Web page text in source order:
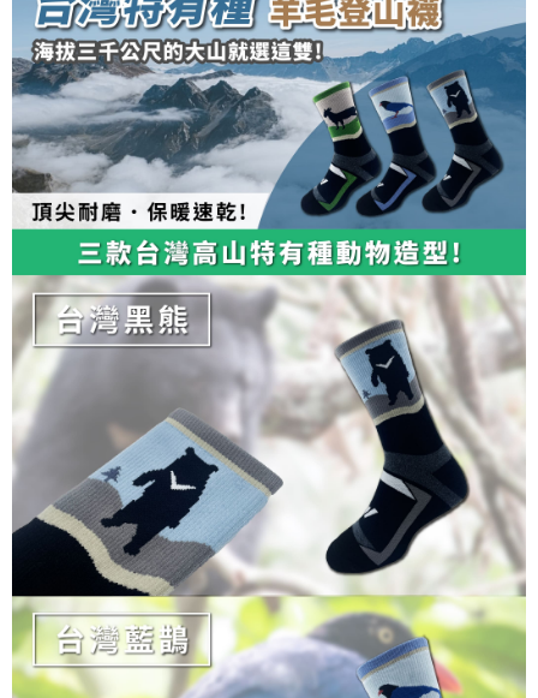
３．未成年的使用者請事先徵得法定代理人或監護人之同意方可使用
「AFTEE先享後付」，若未經同意申辦者引起之損失，本公司不負相關責
任。
４．使用「AFTEE先享後付」時，將依據個別帳號之用戶狀況，依本公司即
時審查核予不同之上限額度；若仍有額度不足之情形，本公司將視審查結果
請求用戶進行身份認證。
５．嚴禁一人註冊多個帳號或使用他人資訊註冊。若發現惡意使用之情形，
恩沛科技股份有限公司將有權停止該用戶之使用額度並採取法律行動。